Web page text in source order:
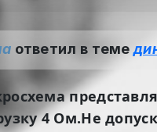
ответил в теме
4 Ом.Не